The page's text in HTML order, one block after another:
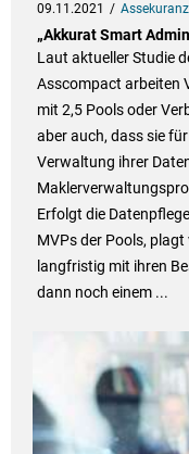
09.11.2021 Assekuranz
„Akkurat Smart
Laut aktueller Studie
Asscompact arbeiten
mit 2,5 Pools oder
aber auch, dass sie
Verwaltung ihrer
Erfolgt die
MVPs der Pools,
langfristig mit ihren
dann noch einem ...